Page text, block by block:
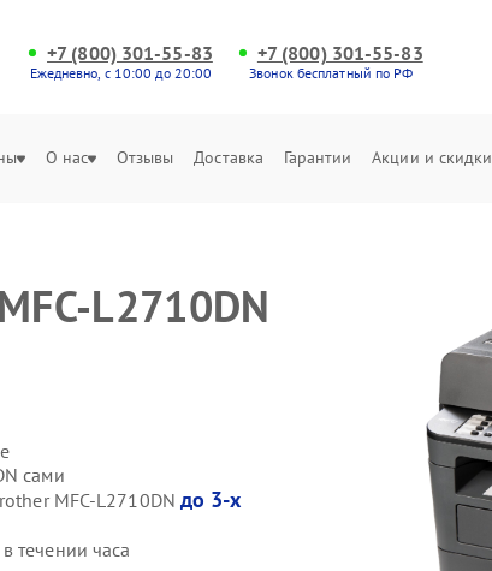
+7 (800) 301-55-83
Ежедневно, с 10:00 до 20:00
+7 (800) 301-55-83
Звонок бесплатный по РФ
О нас Отзывы Доставка Гарантии Акции и скидки
L2710DN
сами
MFC-L2710DN до 3-х
течении часа